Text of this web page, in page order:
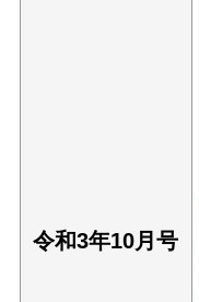
令和3年10月号